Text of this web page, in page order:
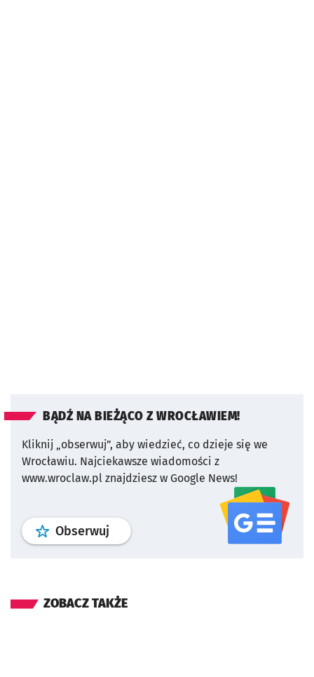
BĄDŹ NA BIEŻĄCO Z WROCŁAWIEM!
Kliknij „obserwuj”, aby wiedzieć, co dzieje się we
Wrocławiu. Najciekawsze wiadomości z
www.wroclaw.pl znajdziesz w Google News!
Obserwuj profil serwisu
ZOBACZ TAKŻE